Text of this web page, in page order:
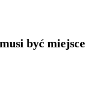
być miejsce